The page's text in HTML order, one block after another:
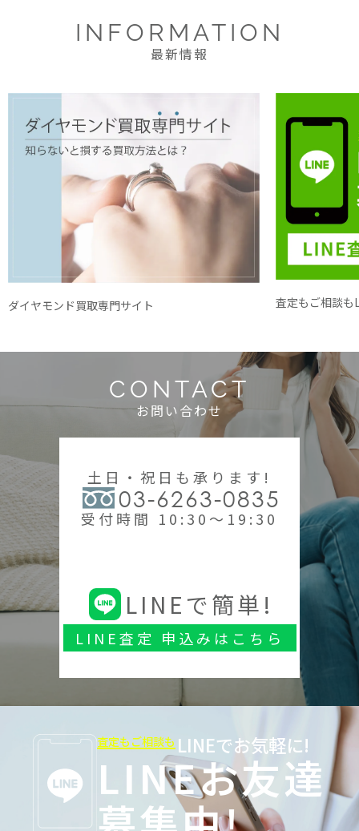
INFORMATION
最新情報
ダイヤモンド買取専門サイト 査定もご相談も
CONTACT
お問い合わせ
土日・祝日も承ります!
03-6263-0835
受付時間 10:30～19:30
LINEで簡単!
LINE査定 申込みはこちら
査定もご相談も LINEでお気軽に!
LINEお友達